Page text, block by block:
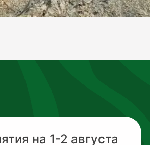
на 1-2 августа